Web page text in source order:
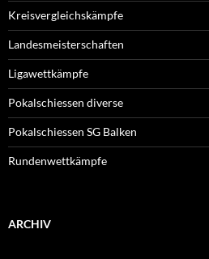
Kreisvergleichskämpfe
Landesmeisterschaften
Ligawettkämpfe
Pokalschiessen diverse
Pokalschiessen SG Balken
Rundenwettkämpfe
ARCHIV